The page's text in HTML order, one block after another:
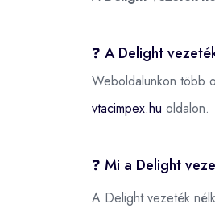
❓ A Delight
Weboldalunkon több
vtacimpex.hu oldalon.
❓ Mi a Delight
A Delight vezeték